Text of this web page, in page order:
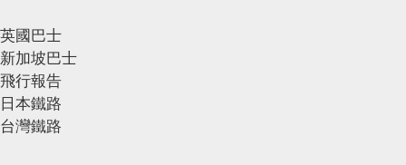
英國巴士
新加坡巴士
飛行報告
日本鐵路
台灣鐵路